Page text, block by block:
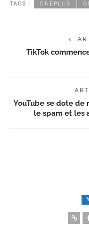
TAGS : ONEPLUS
TikTok
YouTube se dote
le spam et les